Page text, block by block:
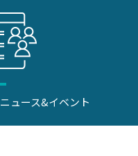
ニュース&イベント